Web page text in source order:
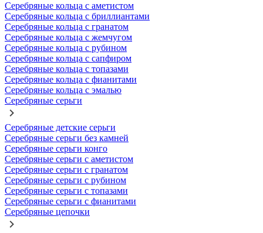
Серебряные кольца с аметистом
Серебряные кольца с бриллиантами
Серебряные кольца с гранатом
Серебряные кольца с жемчугом
Серебряные кольца с рубином
Серебряные кольца с сапфиром
Серебряные кольца с топазами
Серебряные кольца с фианитами
Серебряные кольца с эмалью
Серебряные серьги
Серебряные детские серьги
Серебряные серьги без камней
Серебряные серьги конго
Серебряные серьги с аметистом
Серебряные серьги с гранатом
Серебряные серьги с рубином
Серебряные серьги с топазами
Серебряные серьги с фианитами
Серебряные цепочки